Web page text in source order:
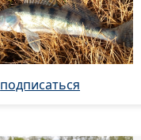
подписаться